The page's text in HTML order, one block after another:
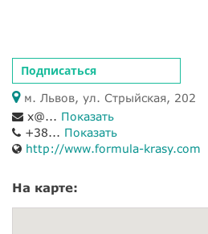
Подписаться
м. Львов, ул. Стрыйская, 202
x@... Показать
+38... Показать
http://www.formula-krasy.com
На карте: